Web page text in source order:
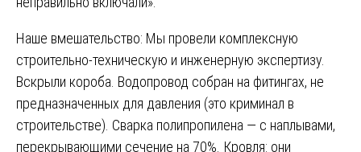
Наше вмешательство: Мы провели комплексную
строительно-техническую и инженерную экспертизу.
Вскрыли короба. Водопровод собран на фитингах, не
предназначенных для давления (это криминал в
строительстве). Сварка полипропилена — с наплывами,
перекрывающими сечение на 70%. Кровля: они